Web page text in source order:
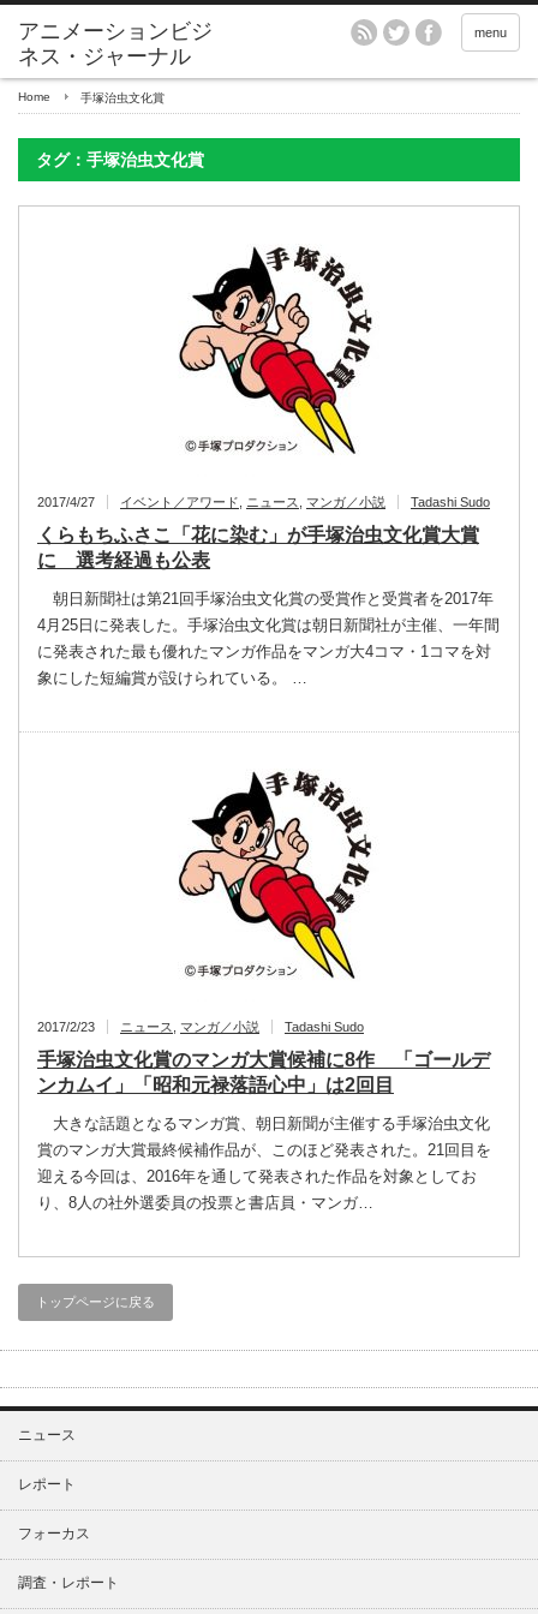
アニメーションビジ
ネス・ジャーナル
menu
Home 手塚治虫文化賞
タグ：手塚治虫文化賞
2017/4/27 イベント／アワード ニュース マンガ／小説 Tadashi Sudo
くらもちふさこ「花に染む」が手塚治虫文化賞大賞
に 選考経過も公表
朝日新聞社は第21回手塚治虫文化賞の受賞作と受賞者を2017年
4月25日に発表した。手塚治虫文化賞は朝日新聞社が主催、一年間
に発表された最も優れたマンガ作品をマンガ大4コマ・1コマを対
象にした短編賞が設けられている。 …
2017/2/23 ニュース マンガ／小説 Tadashi Sudo
手塚治虫文化賞のマンガ大賞候補に8作 「ゴールデ
ンカムイ」「昭和元禄落語心中」は2回目
大きな話題となるマンガ賞、朝日新聞が主催する手塚治虫文化
賞のマンガ大賞最終候補作品が、このほど発表された。21回目を
迎える今回は、2016年を通して発表された作品を対象としてお
り、8人の社外選委員の投票と書店員・マンガ…
トップページに戻る
ニュース
レポート
フォーカス
調査・レポート